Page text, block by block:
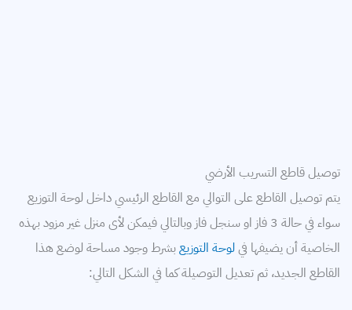
توصيل قاطع التسريب الأرضي
يتم توصيل القاطع على التوالي مع القاطع الرئيسي داخل لوحة التوزيع
سواء في حالة 3 فاز او سنجل فاز وبالتالي فيمكن لأى منزل غير مزود بهذه
الخاصية أن يضيفها فيلوحة التوزيعبشرط وجود مساحة لوضع هذا
القاطع الجديد، ثم تعديل التوصيلة كما في الشكل التالي: